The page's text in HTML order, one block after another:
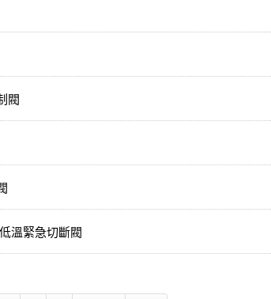
閥
溫緊急切斷閥